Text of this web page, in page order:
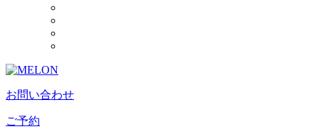
お問い合わせ
ご予約